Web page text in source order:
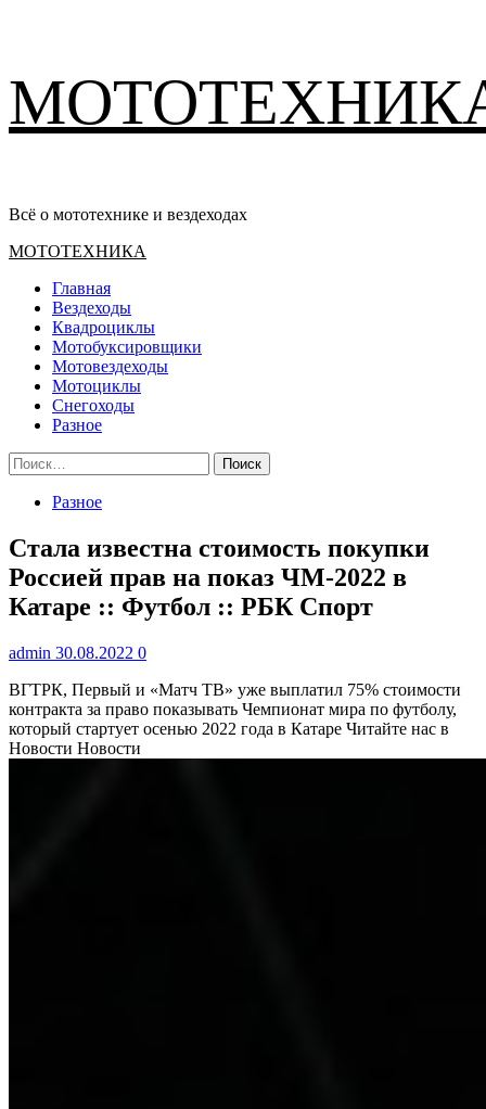
содержимому
Всё о мототехнике и вездеходах
Основное
МОТОТЕХНИКА
Главная
Вездеходы
Квадроциклы
Мотобуксировщики
Мотовездеходы
Мотоциклы
Снегоходы
Разное
Найти:
Разное
Стала известна стоимость покупки
Россией прав на показ ЧМ-2022 в
Катаре :: Футбол :: РБК Спорт
admin 30.08.2022 0
ВГТРК, Первый и «Матч ТВ» уже выплатил 75% стоимости
контракта за право показывать Чемпионат мира по футболу,
который стартует осенью 2022 года в Катаре Читайте нас в
Новости Новости